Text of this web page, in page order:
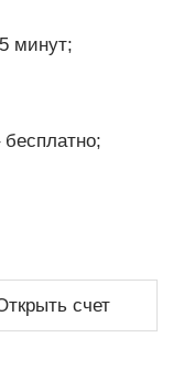
минут;
счет